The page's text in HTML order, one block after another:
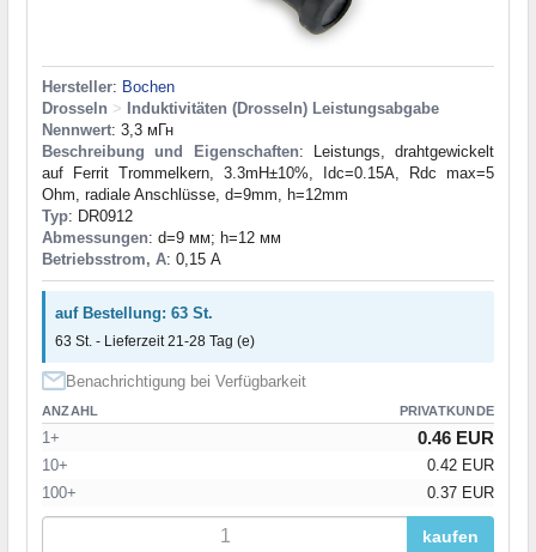
Hersteller: Bochen
Drosseln >
Induktivitäten (Drosseln) Leistungsabgabe
Nennwert: 3,3 мГн
Beschreibung und Eigenschaften: Leistungs, drahtgewickelt
auf Ferrit Trommelkern, 3.3mH±10%, Idc=0.15A, Rdc max=5
Ohm, radiale Anschlüsse, d=9mm, h=12mm
Typ: DR0912
Abmessungen: d=9 мм; h=12 мм
Betriebsstrom, A: 0,15 А
auf Bestellung: 63 St.
63 St. - Lieferzeit 21-28 Tag (e)
Benachrichtigung bei Verfügbarkeit
ANZAHL PRIVATKUNDE
1+ 0.46 EUR
10+
0.42 EUR
100+
0.37 EUR
kaufen